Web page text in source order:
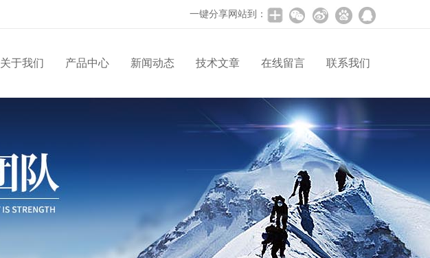
一键分享网站到：
关于我们 产品中心 新闻动态 技术文章 在线留言 联系我们